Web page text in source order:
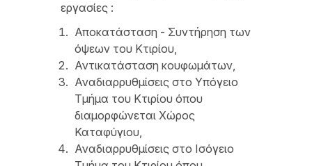
εργασίες :
Αποκατάσταση - Συντήρηση των
όψεων του Κτιρίου,
Αντικατάσταση κουφωμάτων,
Αναδιαρρυθμίσεις στο Υπόγειο
Τμήμα του Κτιρίου όπου
διαμορφώνεται Χώρος
Καταφύγιου,
Αναδιαρρυθμίσεις στο Ισόγειο